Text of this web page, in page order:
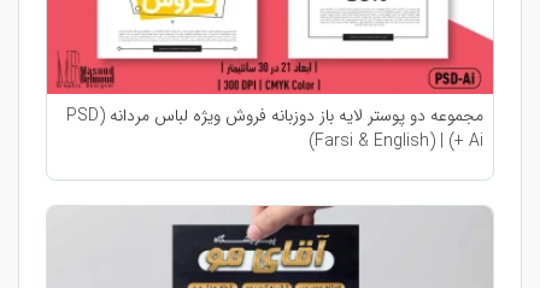
مجموعه دو پوستر لایه باز دوزبانه فروش ویژه لباس مردانه (PSD
+ Ai) | (Farsi & English)